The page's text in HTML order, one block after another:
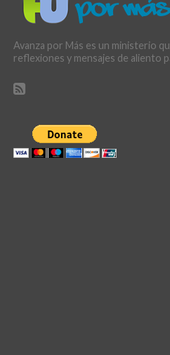
Avanza por Más es un ministerio
reflexiones y mensajes de aliento